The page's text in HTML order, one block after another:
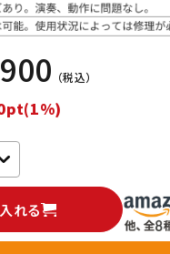
機器
（税込）
れる